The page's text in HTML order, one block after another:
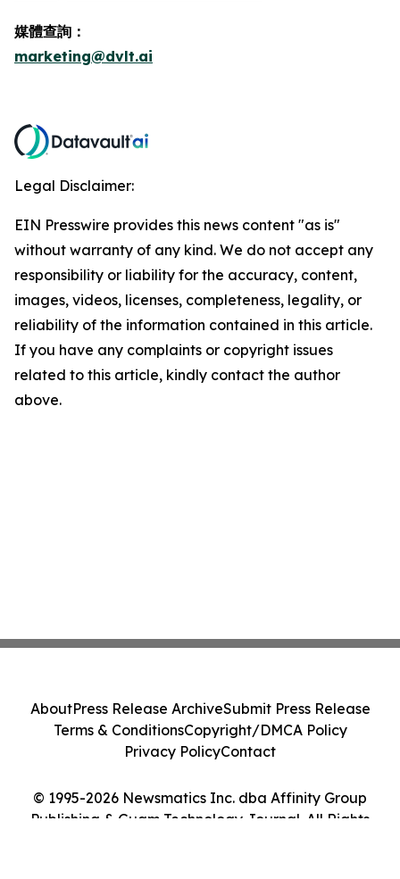
媒體查詢：
marketing@dvlt.ai
Legal Disclaimer:
EIN Presswire provides this news content "as is"
without warranty of any kind. We do not accept any
responsibility or liability for the accuracy, content,
images, videos, licenses, completeness, legality, or
reliability of the information contained in this article.
If you have any complaints or copyright issues
related to this article, kindly contact the author
above.
© 1995-2026 Newsmatics Inc. dba Affinity Group
Publishing & Guam Technology Journal. All Rights
AboutPress Release ArchiveSubmit Press Release
Terms & ConditionsCopyright/DMCA Policy
Privacy PolicyContact